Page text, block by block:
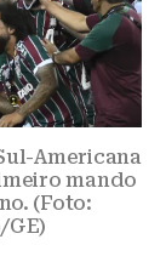
Americana
mando
(Foto: